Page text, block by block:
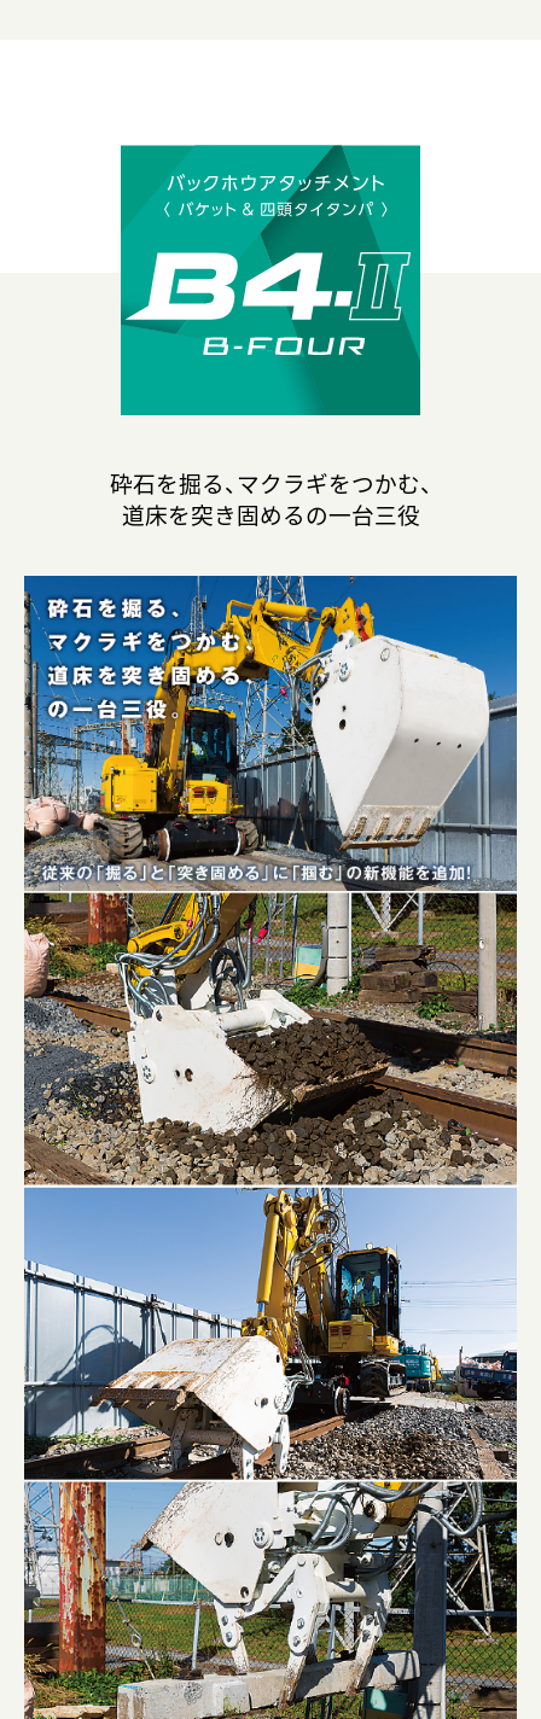
砕石を掘る、マクラギをつかむ、
道床を突き固めるの一台三役